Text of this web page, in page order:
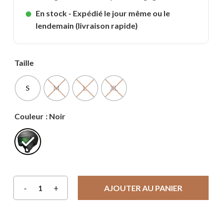
En stock - Expédié le jour même ou le
lendemain (livraison rapide)
Taille
S M L XL
Couleur : Noir
AJOUTER AU PANIER